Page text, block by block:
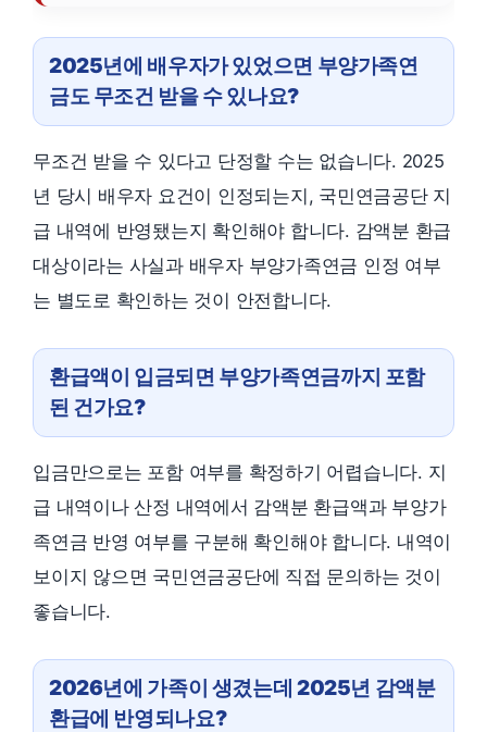
2025년에 배우자가 있었으면 부양가족연
금도 무조건 받을 수 있나요?
무조건 받을 수 있다고 단정할 수는 없습니다. 2025
년 당시 배우자 요건이 인정되는지, 국민연금공단 지
급 내역에 반영됐는지 확인해야 합니다. 감액분 환급
대상이라는 사실과 배우자 부양가족연금 인정 여부
는 별도로 확인하는 것이 안전합니다.
환급액이 입금되면 부양가족연금까지 포함
된 건가요?
입금만으로는 포함 여부를 확정하기 어렵습니다. 지
급 내역이나 산정 내역에서 감액분 환급액과 부양가
족연금 반영 여부를 구분해 확인해야 합니다. 내역이
보이지 않으면 국민연금공단에 직접 문의하는 것이
좋습니다.
2026년에 가족이 생겼는데 2025년 감액분
환급에 반영되나요?